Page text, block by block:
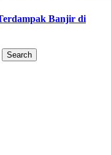
Banjir di